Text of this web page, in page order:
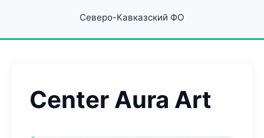
Северо-Кавказский ФО
Center Aura Art